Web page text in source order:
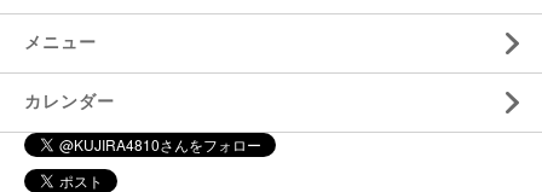
メニュー
カレンダー